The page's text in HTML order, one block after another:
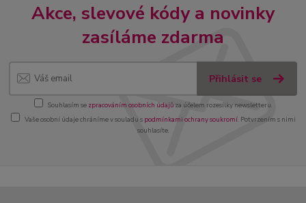
Akce, slevové kódy a novinky
zasíláme zdarma
Přihlásit se
Souhlasím se zpracováním osobních údajůza účelem rozesílky newsletteru.
Vaše osobní údaje chráníme v souladu s podmínkami ochrany soukromí. Potvrzením s nimi
souhlasíte.